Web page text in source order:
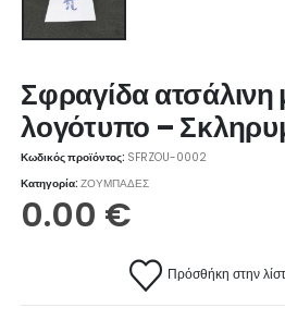
Σφραγίδα ατσάλινη
λογότυπο –
Κωδικός προϊόντος: SFRZOU-0002
Κατηγορία:ΖΟΥΜΠΑΔΕΣ
0.00 €
Πρόσθήκη στην